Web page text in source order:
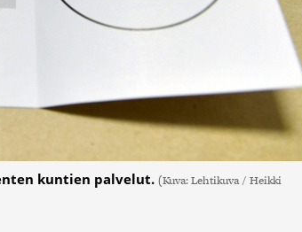
kuntien palvelut. (Kuva: Lehtikuva / Heikki